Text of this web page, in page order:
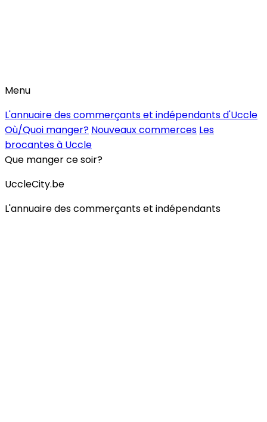
Menu
L'annuaire des commerçants et indépendants d'Uccle
Où/Quoi manger? Nouveaux commerces Les
brocantes à Uccle
Que manger ce soir?
UccleCity.be
L'annuaire des commerçants et indépendants